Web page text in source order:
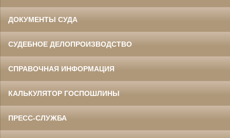
ДОКУМЕНТЫ СУДА
СУДЕБНОЕ ДЕЛОПРОИЗВОДСТВО
СПРАВОЧНАЯ ИНФОРМАЦИЯ
КАЛЬКУЛЯТОР ГОСПОШЛИНЫ
ПРЕСС-СЛУЖБА